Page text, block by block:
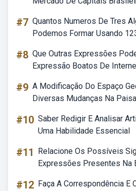
#7 Quantos Numeros De Tres
Podemos Formar Usando
#8 Que Outras Expressões
Expressão Boatos De
#9 A Modificação Do Espaço
Diversas Mudanças Na
#10 Saber Redigir E Analisar
Uma Habilidade Essencial
#11
Relacione Os Possíveis
Expressões Presentes Na
#12 Faça A Correspondência E